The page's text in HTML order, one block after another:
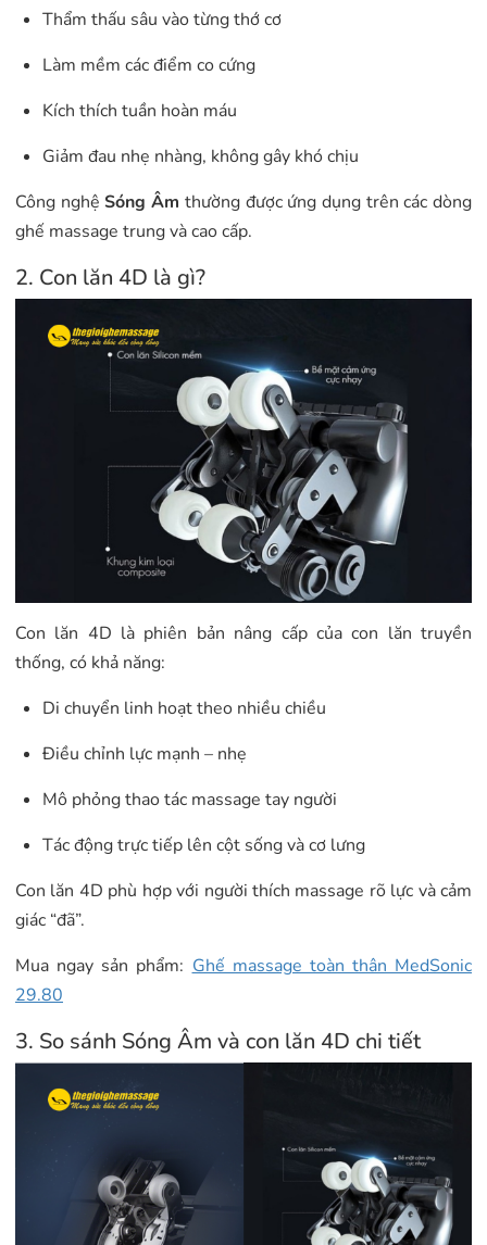
Thẩm thấu sâu vào từng thớ cơ
Làm mềm các điểm co cứng
Kích thích tuần hoàn máu
Giảm đau nhẹ nhàng, không gây khó chịu
Công nghệSóng Âm thường được ứng dụng trên các dòng
ghế massage trung và cao cấp.
2. Con lăn 4D là gì?
Con lăn 4D là phiên bản nâng cấp của con lăn truyền
thống, có khả năng:
Di chuyển linh hoạt theo nhiều chiều
Điều chỉnh lực mạnh – nhẹ
Mô phỏng thao tác massage tay người
Tác động trực tiếp lên cột sống và cơ lưng
Con lăn 4D phù hợp với người thích massage rõ lực và cảm
giác “đã”.
Mua ngay sản phẩm: Ghế massage toàn thân MedSonic
29.80
3. So sánh Sóng Âm và con lăn 4D chi tiết